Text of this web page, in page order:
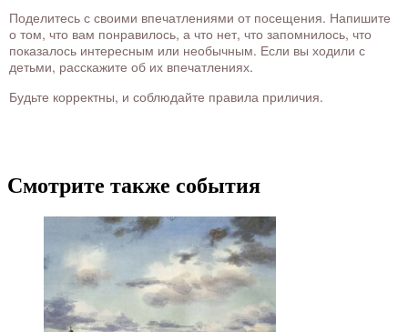
Поделитесь с своими впечатлениями от посещения. Напишите
о том, что вам понравилось, а что нет, что запомнилось, что
показалось интересным или необычным. Если вы ходили с
детьми, расскажите об их впечатлениях.
Будьте корректны, и соблюдайте правила приличия.
Смотрите также события